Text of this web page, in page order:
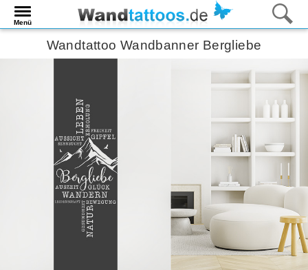
Menü
Wandtattoo Wandbanner Bergliebe